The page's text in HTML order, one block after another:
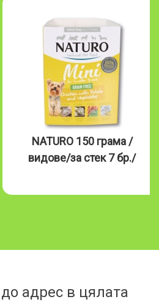
NATURO 150 грама /
видове/за стек 7 бр./
адрес в цялата